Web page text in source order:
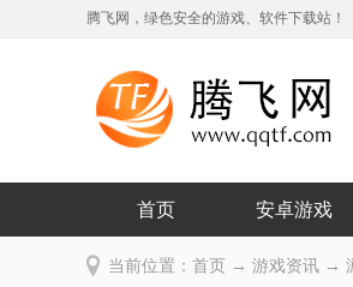
腾飞网，绿色安全的游戏、软件下载站！
首页 安卓游戏
当前位置： 首页 → 游戏资讯 →